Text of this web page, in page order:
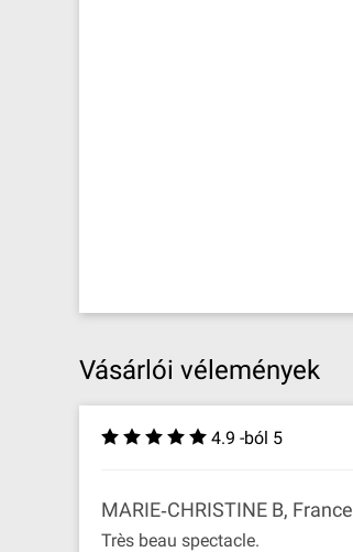
Vásárlói vélemények
4.9 -ból 5
MARIE‐CHRISTINE B, France
Très beau spectacle.